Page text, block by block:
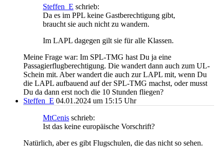
Steffen_E schrieb:
Da es im PPL keine Gastberechtigung gibt,
braucht sie auch nicht zu wandern.
Im LAPL dagegen gilt sie für alle Klassen.
Meine Frage war: Im SPL-TMG hast Du ja eine
Passagierflugberechtigung. Die wandert dann auch zum UL-
Schein mit. Aber wandert die auch zur LAPL mit, wenn Du
die LAPL aufbauend auf der SPL-TMG machst, oder musst
Du da dann erst noch die 10 Stunden fliegen?
Steffen_E 04.01.2024 um 15:15 Uhr
MtCenis schrieb:
Ist das keine europäische Vorschrift?
Natürlich, aber es gibt Flugschulen, die das nicht so sehen.